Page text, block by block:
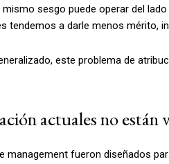
mismo sesgo puede operar del
tendemos a darle menos mérito,
este problema de
actuales no están
fueron diseñados